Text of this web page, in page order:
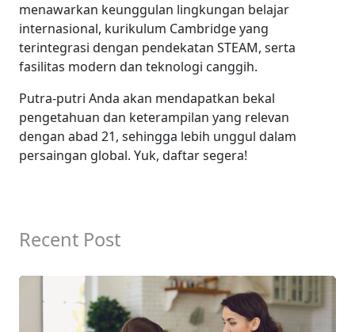
menawarkan keunggulan lingkungan belajar
internasional, kurikulum Cambridgeyang
terintegrasi dengan pendekatan STEAM, serta
fasilitas modern dan teknologi canggih.
Putra-putri Anda akan mendapatkan bekal
pengetahuan dan keterampilan yang relevan
dengan abad 21, sehingga lebih unggul dalam
persaingan global. Yuk, daftar segera!
Recent Post